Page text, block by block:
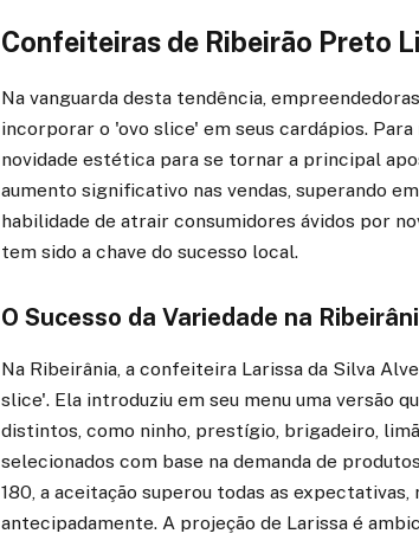
Confeiteiras de Ribeirão Preto
Na vanguarda desta tendência,
incorporar o 'ovo slice' em seus cardápios.
novidade estética para se tornar a principal
aumento significativo nas vendas, superando
habilidade de atrair consumidores ávidos por
tem sido a chave do sucesso local.
O Sucesso da Variedade na
Na Ribeirânia, a confeiteira Larissa da Silva
slice'. Ela introduziu em seu menu uma versão
distintos, como ninho, prestígio, brigadeiro,
selecionados com base na demanda de
180, a aceitação superou todas as
antecipadamente. A projeção de Larissa é